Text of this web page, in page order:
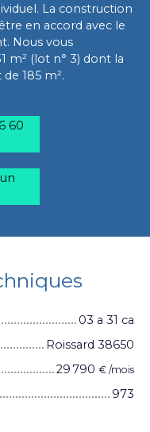
La construction
en accord avec le
Nous vous
m² (lot n° 3) dont la
185 m².
60
03 a 31 ca
Roissard 38650
29 790 € /mois
973